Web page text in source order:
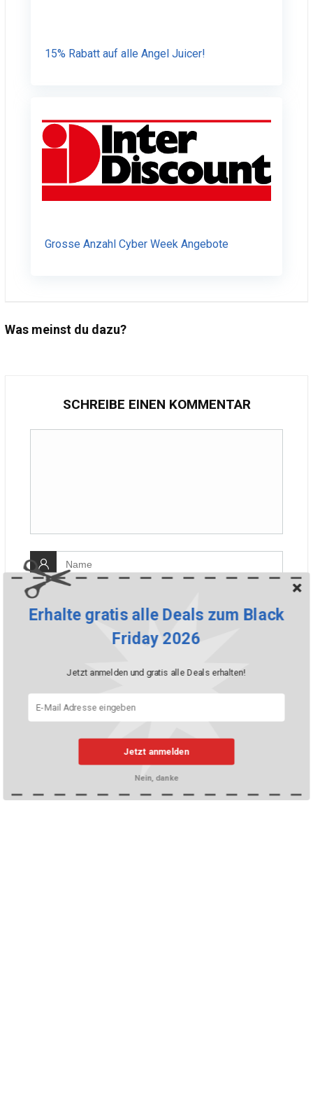
15% Rabatt auf alle Angel Juicer!
Grosse Anzahl Cyber Week Angebote
Was meinst du dazu?
SCHREIBE EINEN KOMMENTAR
Jetzt anmelden
Erhalte gratis alle Deals zum Black
Friday 2026
Jetzt anmelden und gratis alle Deals erhalten!
Nein, danke